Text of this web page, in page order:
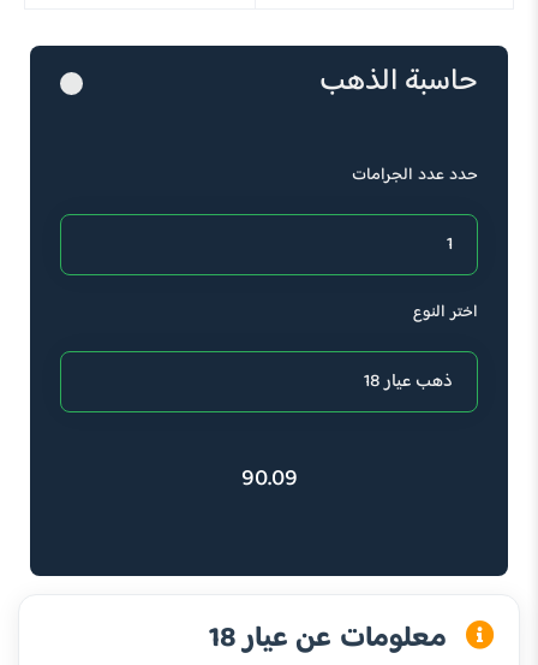
حاسبة الذهب
حدد عدد الجرامات
اختر النوع
90.09
معلومات عن عيار 18